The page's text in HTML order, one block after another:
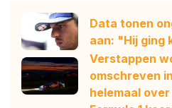
Data tonen
aan: "Hij ging
Verstappen
omschreven
helemaal